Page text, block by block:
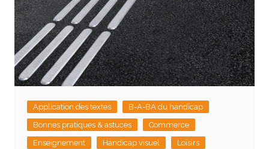
Application des textes
B-A-BA du handicap
Bonnes pratiques & astuces
Commerce
Enseignement
Handicap visuel
Loisirs